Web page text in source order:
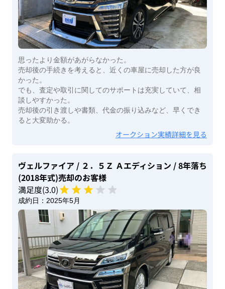
思ったより金額があがらなかった。
売却後の手続きを考えると、近くの車屋に売却した方が良
かった。
でも、査定や取引に関してのサポートは充実していて、相
談しやすかった。
売却後の引き渡しや書類、代金の振り込みなど、早くでき
ると大変助かる。
オークション実績詳細を見る
ヴェルファイア / ２．５Ｚ Ａエディション / 8年落ち
(2018年式)売却のお客様
満足度(3.0)
成約日： 2025年5月